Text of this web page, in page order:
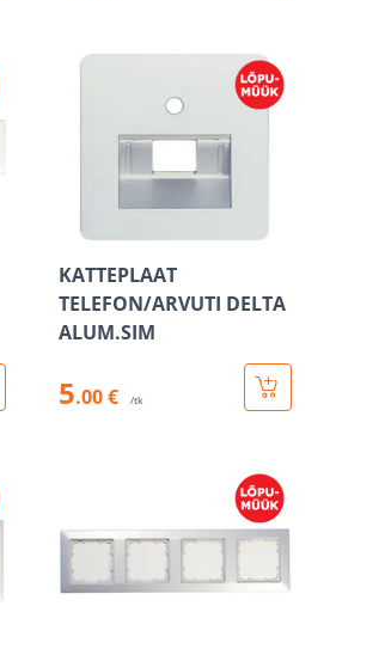
KATTEPLAAT
TELEFON/ARVUTI DELTA
ALUM.SIM
5.00 € /tk